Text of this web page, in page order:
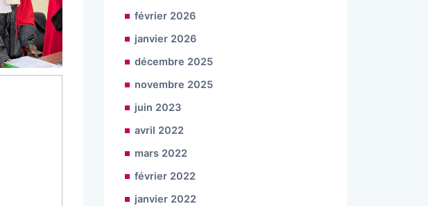
février 2026
janvier 2026
décembre 2025
novembre 2025
juin 2023
avril 2022
mars 2022
février 2022
janvier 2022